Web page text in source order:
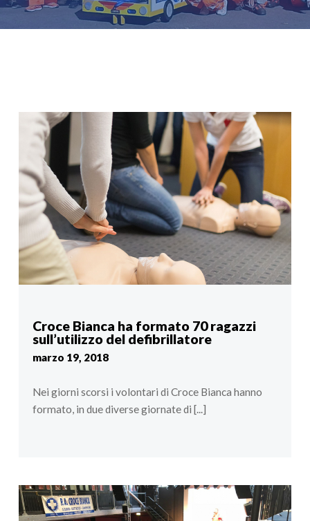
Croce Bianca ha formato 70 ragazzi
sull’utilizzo del defibrillatore
marzo 19, 2018
Nei giorni scorsi i volontari di Croce Bianca hanno
formato, in due diverse giornate di [...]